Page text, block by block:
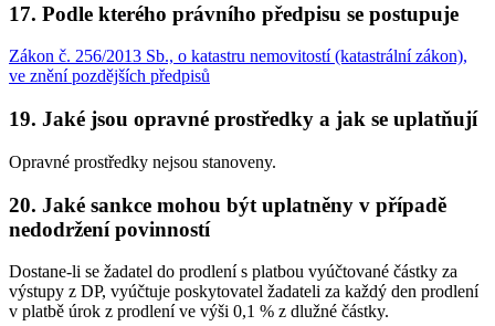
17. Podle kterého právního předpisu se postupuje
Zákon č. 256/2013 Sb., o katastru nemovitostí (katastrální zákon),
ve znění pozdějších předpisů
19. Jaké jsou opravné prostředky a jak se uplatňují
Opravné prostředky nejsou stanoveny.
20. Jaké sankce mohou být uplatněny v případě
nedodržení povinností
Dostane-li se žadatel do prodlení s platbou vyúčtované částky za
výstupy z DP, vyúčtuje poskytovatel žadateli za každý den prodlení
v platbě úrok z prodlení ve výši 0,1 % z dlužné částky.